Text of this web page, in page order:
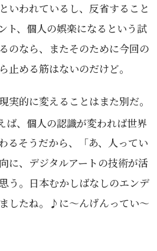
いわれているし、反省すること
ト、個人の娯楽になるという試
のなら、またそのために今回の
止める筋はないのだけど。
実的に変えることはまた別だ。
ば、個人の認識が変われば世界
るそうだから、「あ、人ってい
に、デジタルアートの技術が活
う。日本むかしばなしのエンデ
したね。♪に～んげんってい～